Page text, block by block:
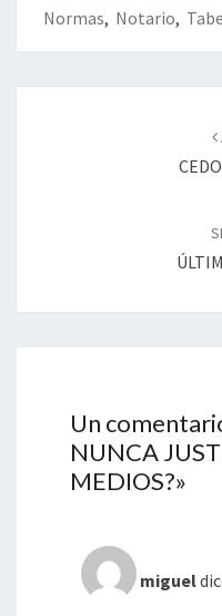
Normas, Notario,
Un
NUNCA
MEDIOS?»
miguel